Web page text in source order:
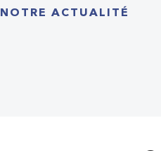
NOTRE ACTUALITÉ